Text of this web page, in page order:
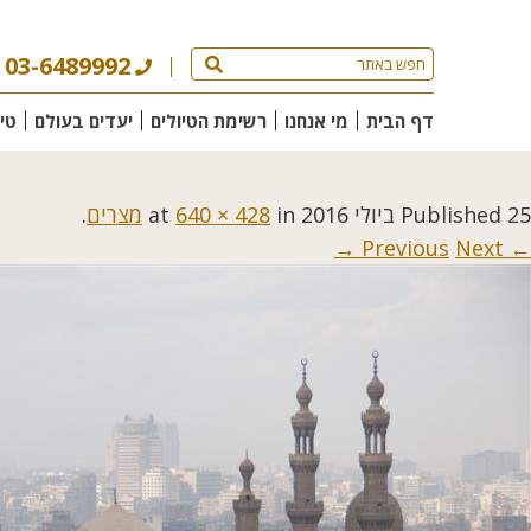
03-6489992
דף הבית מי אנחנו רשימת הטיולים יעדים בעולם
Published 25 ביולי 2016 640 × 428 in מצרים.
← Previous
Next →